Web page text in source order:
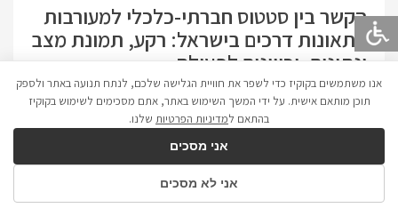
הקשר בין סטטוס חברתי-כלכלי למעורבות
בתאונות דרכים בישראל: רקע, תמונת מצב
ונתונים, וכיוונים לפעולה
ידע מקצועי
הרשות הלאומית לבטיחות בדרכים
מחבר: פאדי כבהה; אישור מדעי: פרופ' הלל בר גרא
מאי 2025
קציני בטיחות ומדיניות בטיחות בארגונים:
פערים ואתגרים בין תיאוריה ליישום בשטח
אנו משתמשים בקוקיז כדי לשפר את חוויית הגלישה שלכם, לנתח תנועה באתר ולספק
תוכן מותאם אישית. על ידי המשך השימוש באתר, אתם מסכימים לשימוש בקוקיז
בהתאם למדיניות הפרטיות שלנו.
אני מסכים
אני לא מסכים